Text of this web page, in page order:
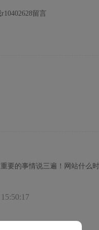
留言
要的事情说三遍！网站什么